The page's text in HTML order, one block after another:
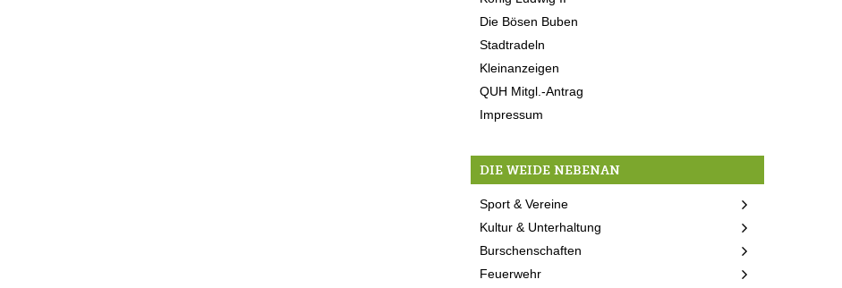
Die Bösen Buben
Stadtradeln
Kleinanzeigen
QUH Mitgl.-Antrag
Impressum
DIE WEIDE NEBENAN
Sport & Vereine
Kultur & Unterhaltung
Burschenschaften
Feuerwehr